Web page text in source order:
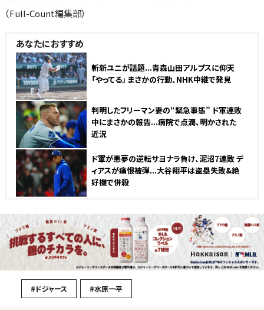
（Full-Count編集部）
あなたにおすすめ
斬新ユニが話題...青森山田アルプスに仰天
「やってる」 まさかの行動、NHK中継で発見
判明したフリーマン妻の“緊急事態” ド軍連敗
中にまさかの報告...病院で点滴、明かされた
近況
ド軍が悪夢の逆転サヨナラ負け、泥沼7連敗 デ
ィアスが痛恨被弾...大谷翔平は盗塁失敗&絶
好機で併殺
#ドジャース #水原一平